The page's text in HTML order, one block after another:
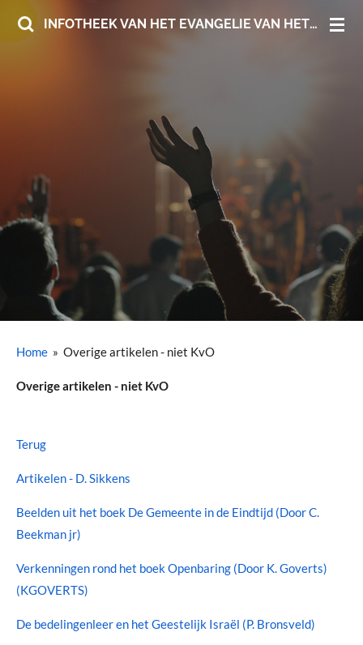
Ga
direct
INFOTHEEK VAN HET EVANGELIE VAN HET KONINKRIJK DER HEMELEN
Home » Overige artikelen - niet KvO
Overige artikelen - niet KvO
Terug
Artikelen - D. Sikkens
Beelden uit het boek De Gemeente in de Eindtijd (Door C.
Beekman jr)
Verkenningen rond het boek Openbaring (Door K. Goverts)
(KGOVERTS)
De bedelingenleer en het Geestelijk Israël (P. Bronsveld)